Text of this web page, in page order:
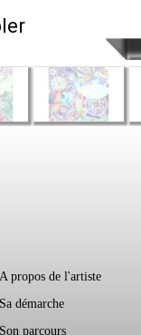
A propos de l'artiste
Sa démarche
Son parcours